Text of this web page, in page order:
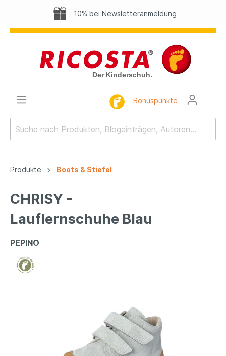
10% bei Newsletteranmeldung
Bonuspunkte
Produkte Boots & Stiefel
CHRISY -
Lauflernschuhe Blau
PEPINO